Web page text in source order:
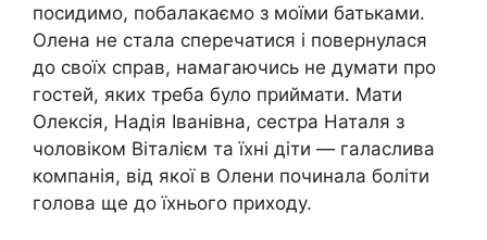
посидимо, побалакаємо з моїми батьками.
Олена не стала сперечатися і повернулася
до своїх справ, намагаючись не думати про
гостей, яких треба було приймати. Мати
Олексія, Надія Іванівна, сестра Наталя з
чоловіком Віталієм та їхні діти — галаслива
компанія, від якої в Олени починала боліти
голова ще до їхнього приходу.